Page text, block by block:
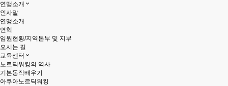
연맹소개
인사말
연맹소개
연혁
임원현황/지역본부 및 지부
오시는 길
교육센터
노르딕워킹의 역사
기본동작배우기
아쿠아노르딕워킹